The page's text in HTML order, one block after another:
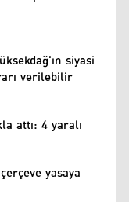
siyasi
verilebilir
attı: 4 yaralı
yasaya